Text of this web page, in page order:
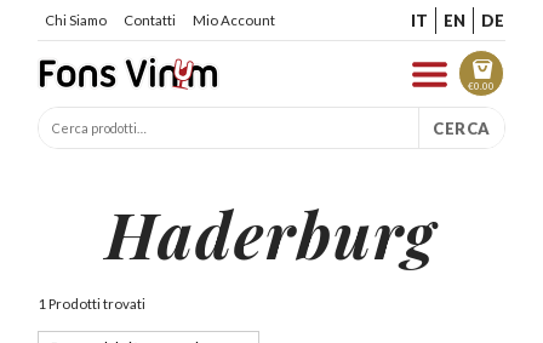
Chi Siamo Contatti Mio Account IT EN DE
€0.00
CERCA
Haderburg
1 Prodotti trovati